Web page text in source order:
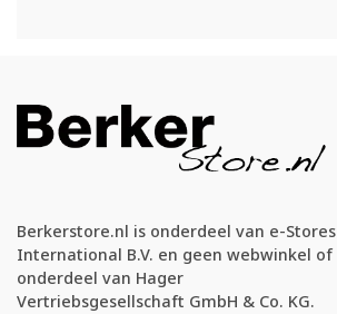
Berkerstore.nl is onderdeel van e-Stores
International B.V. en geen webwinkel of
onderdeel van Hager
Vertriebsgesellschaft GmbH & Co. KG.